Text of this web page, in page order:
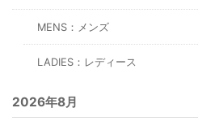
MENS：メンズ
LADIES：レディース
2026年8月